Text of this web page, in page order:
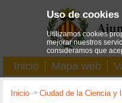
Inicio Mapa web
Inicio ->Ciudad de la Ciencia y
Uso de cookies
Utilizamos cookies
mejorar nuestros
consideramos que